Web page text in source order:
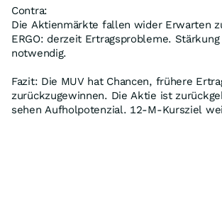
Contra:
Die Aktienmärkte fallen wider Erwarten
ERGO: derzeit Ertragsprobleme.
notwendig.
Fazit: Die MUV hat Chancen, frühere
zurückzugewinnen. Die Aktie ist
sehen Aufholpotenzial. 12-M-Kursziel